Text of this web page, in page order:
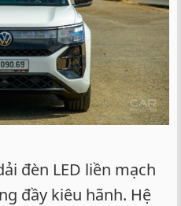
đèn LED liền mạch
đầy kiêu hãnh. Hệ